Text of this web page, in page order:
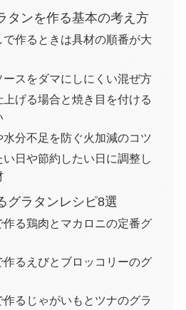
タンを作る基本の考え方
で作るときは具材の順番が大
ースをダマにしにくい混ぜ方
げる場合と焼き目を付ける
水分不足を防ぐ火加減のコツ
日や節約したい日に調整し
グラタンレシピ8選
作る鶏肉とマカロニの定番グ
作るえびとブロッコリーのグ
るじゃがいもとツナのグラ